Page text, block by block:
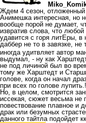
Ждем 4 сезон, отложенный
Анимешка интересная, но
вообще порой не думает,
извратив слова, что
удавится с горя литЕры, в
даббер не то в завязке,
иногда удитвляет автор
выдумал, - ну как
не под личиной был во
тому же Харштедт и
голове, когда он начал
при всех по голове
Но, в целом, смотрится
иссекая, сюжет весьма не
повествование плавное и
драк или безумных
данного тайтла подойдет